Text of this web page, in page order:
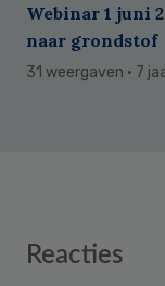
Webinar 1 juni
naar grondstof
31 weergaven · 7
Reader
Reacties